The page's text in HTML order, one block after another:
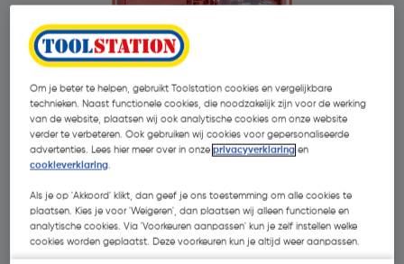
€ 69,60| Excl. btw € 57,52
GRATIS bitset
Krijg een GRATISMilwaukee Shockwave bitset 38-
delig (29930)t.w.v. €34,99 bij aankoop van €100 aan
Om je beter te helpen, gebruikt Toolstation cookies en vergelijkbare
technieken. Naast functionele cookies, die noodzakelijk zijn voor de werking
van de website, plaatsen wij ook analytische cookies om onze website
verder te verbeteren. Ook gebruiken wij cookies voor gepersonaliseerde
advertenties. Lees hier meer over in onzeprivacyverklaring en
cookieverklaring.
Als je op 'Akkoord' klikt, dan geef je ons toestemming om alle cookies te
plaatsen. Kies je voor 'Weigeren', dan plaatsen wij alleen functionele en
analytische cookies. Via 'Voorkeuren aanpassen' kun je zelf instellen welke
cookies worden geplaatst. Deze voorkeuren kun je altijd weer aanpassen.